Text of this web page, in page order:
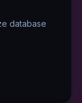
database